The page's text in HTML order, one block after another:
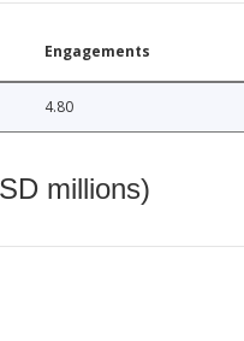
Engagements
4.80
millions)